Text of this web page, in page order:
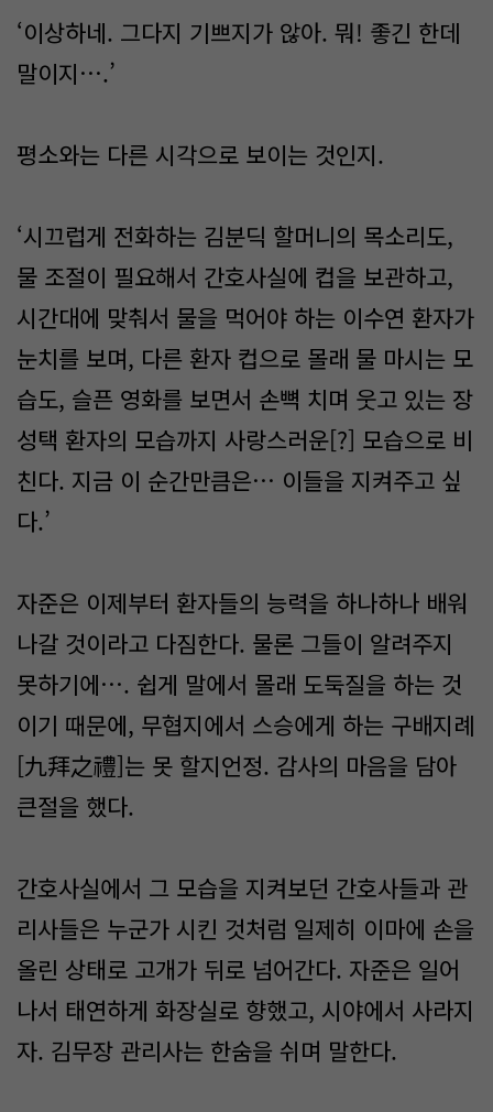
‘이상하네. 그다지 기쁘지가 않아. 뭐! 좋긴 한데
말이지….’
평소와는 다른 시각으로 보이는 것인지.
‘​시끄럽게 전화하는 김분딕 할머니의 목소리도,
물 조절이 필요해서 간호사실에 컵을 보관하고,
시간대에 맞춰서 물을 먹어야 하는 이수연 환자가
눈치를 보며, 다른 환자 컵으로 몰래 물 마시는 모
습도, 슬픈 영화를 보면서 손뼉 치며 웃고 있는 장
성택 환자의 모습까지 사랑스러운[?] 모습으로 비
친다. 지금 이 순간만큼은… 이들을 지켜주고 싶
다.’
자준은 이제부터 환자들의 능력을 하나하나 배워
나갈 것이라고 다짐한다. 물론 그들이 알려주지
못하기에…. 쉽게 말에서 몰래 도둑질을 하는 것
이기 때문에, 무협지에서 스승에게 하는 구배지례
[九拜之禮]는 못 할지언정. 감사의 마음을 담아
큰절을 했다.
간호사실에서 그 모습을 지켜보던 간호사들과 관
리사들은 누군가 시킨 것처럼 일제히 이마에 손을
올린 상태로 고개가 뒤로 넘어간다. 자준은 일어
나서 태연하게 화장실로 향했고, 시야에서 사라지
자. 김무장 관리사는 한숨을 쉬며 말한다.